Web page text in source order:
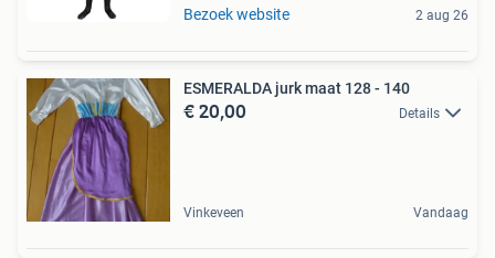
Bezoek website 2 aug 26
ESMERALDA jurk maat 128 - 140
€ 20,00 Details
Vinkeveen Vandaag